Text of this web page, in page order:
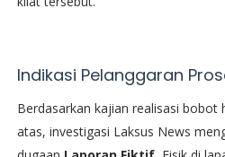
Indikasi Pelanggaran
​Berdasarkan kajian realisasi bobot
atas, investigasi Laksus News